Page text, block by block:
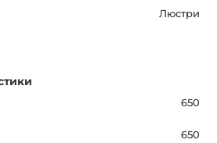
Люстри
650
650